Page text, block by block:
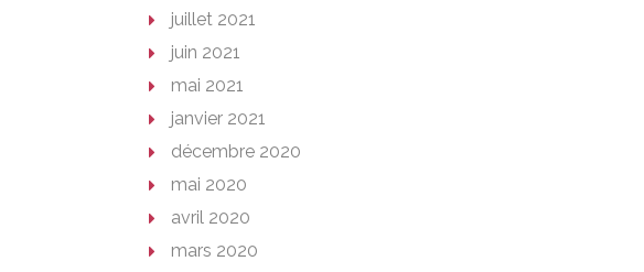
juillet 2021
juin 2021
mai 2021
janvier 2021
décembre 2020
mai 2020
avril 2020
mars 2020